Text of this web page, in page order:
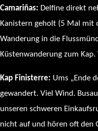
Camariñas: Delfine direkt
Kanistern geholt (5 Mal mit
Wanderung in die
Küstenwanderung zum Kap.
Kap Finisterre: Ums „Ende
gewandert. Viel Wind.
unseren schweren
nicht auf und hören oft den